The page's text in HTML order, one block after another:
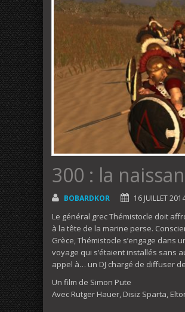
300 : la
BOBARDKOR 16 JUILLET
Le général grec Thémistocle doit
à la tête de la marine perse.
Grèce, Thémistocle s’engage dans
voyage qui s’étaient installés sans
appel à… un DJ chargé de diffuser
Un film de Simon Pute
Avec Rutger Hauer, Disiz Sparta,